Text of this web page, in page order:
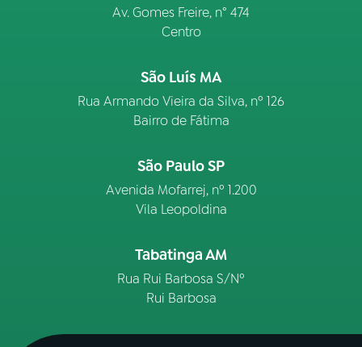
Av. Gomes Freire, n° 474
Centro
São Luís MA
Rua Armando Vieira da Silva, nº 126
Bairro de Fátima
São Paulo SP
Avenida Mofarrej, nº 1.200
Vila Leopoldina
Tabatinga AM
Rua Rui Barbosa S/Nº
Rui Barbosa